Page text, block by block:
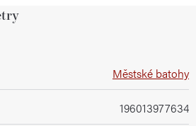
Městské batohy
196013977634